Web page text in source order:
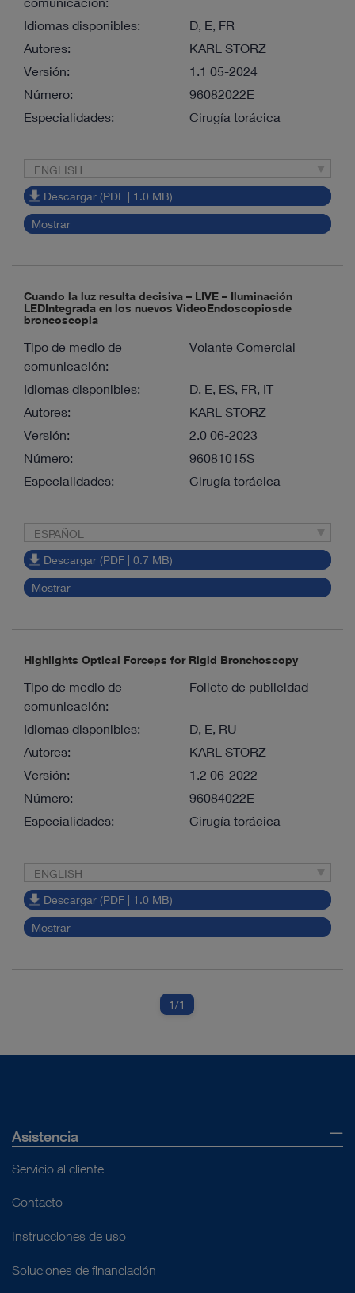
Idiomas disponibles:
D, E, FR
Autores:
KARL STORZ
Versión:
1.1 05-2024
Número:
96082022E
Especialidades:
Cirugía torácica
ENGLISH
Descargar (PDF | 1.0 MB)
Mostrar
Cuando la luz resulta decisiva – LIVE – Iluminación
LEDIntegrada en los nuevos VideoEndoscopiosde
broncoscopia
Tipo de medio de
comunicación:
Volante Comercial
Idiomas disponibles:
D, E, ES, FR, IT
Autores:
KARL STORZ
Versión:
2.0 06-2023
Número:
96081015S
Especialidades:
Cirugía torácica
ESPAÑOL
Descargar (PDF | 0.7 MB)
Mostrar
Highlights Optical Forceps for Rigid Bronchoscopy
Tipo de medio de
comunicación:
Folleto de publicidad
Idiomas disponibles:
D, E, RU
Autores:
KARL STORZ
Versión:
1.2 06-2022
Número:
96084022E
Especialidades:
Cirugía torácica
ENGLISH
Descargar (PDF | 1.0 MB)
Mostrar
1/1
Asistencia
Servicio al cliente
Contacto
Instrucciones de uso
Soluciones de financiación